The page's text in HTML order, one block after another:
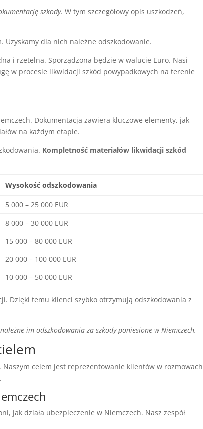
szkody. W tym szczegółowy opis uszkodzeń,
dla nich należne odszkodowanie.
i rzetelna. Sporządzona będzie w walucie Euro. Nasi
w procesie likwidacji szkód powypadkowych na terenie
Dokumentacja zawiera kluczowe elementy, jak
na każdym etapie.
Kompletność materiałów likwidacji szkód
Wysokość odszkodowania
5 000 – 25 000 EUR
8 000 – 30 000 EUR
15 000 – 80 000 EUR
20 000 – 100 000 EUR
10 000 – 50 000 EUR
Dzięki temu klienci szybko otrzymują odszkodowania z
im odszkodowania za szkody poniesione w Niemczech.
Naszym celem jest reprezentowanie klientów w rozmowach
jak działa ubezpieczenie w Niemczech. Nasz zespół